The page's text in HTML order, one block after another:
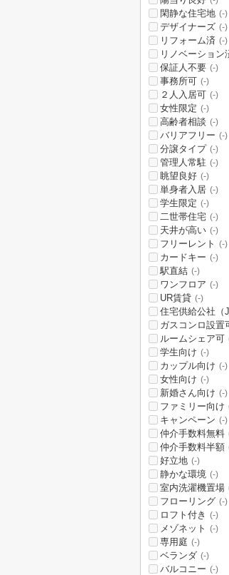
閑静な住宅地 (-)
デザイナーズ (-)
リフォーム済 (-)
リノベーション
保証人不要 (-)
事務所可 (-)
２人入居可 (-)
女性限定 (-)
高齢者相談 (-)
バリアフリー (-)
分譲タイプ (-)
管理人常駐 (-)
眺望良好 (-)
単身者入居 (-)
学生限定 (-)
二世帯住宅 (-)
天井が高い (-)
フリーレント (-)
カードキー (-)
駅直結 (-)
ワンフロア (-)
UR賃貸 (-)
住宅供給公社（
ガスコンロ設置
ルームシェア可
学生向け (-)
カップル向け (-)
女性向け (-)
新婚さん向け (-)
ファミリー向け
キャンペーン (-)
仲介手数料無料
仲介手数料半額
好立地 (-)
静かな環境 (-)
室内洗濯機置場
フローリング (-)
ロフト付き (-)
メゾネット (-)
専用庭 (-)
ベランダ (-)
バルコニー (-)